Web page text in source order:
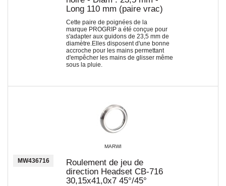
Long 110 mm (paire vrac)
Cette paire de poignées de la
marque PROGRIP a été conçue pour
s'adapter aux guidons de 23,5 mm de
diamètre.Elles disposent d'une bonne
accroche pour les mains permettant
d'empêcher les mains de glisser même
sous la pluie.
MARWI
MW436716
Roulement de jeu de
direction Headset CB-716
30,15x41,0x7 45°/45°